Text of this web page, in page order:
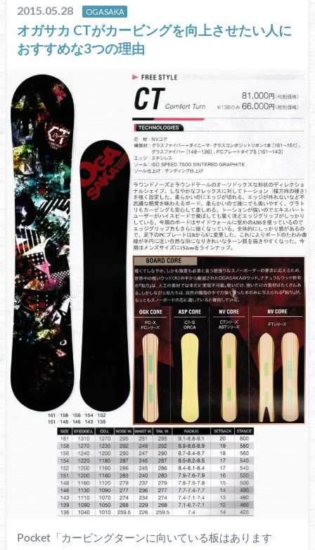
2015.05.28 OGASAKA
オガサカ CTがカービングを向上させたい人に
おすすめな3つの理由
Pocket「カービングターンに向いている板はあります